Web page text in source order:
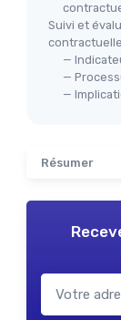
Suivi et
—
—
—
Résumer